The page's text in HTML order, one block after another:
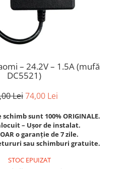
– 24.2V – 1.5A (mufă
DC5521)
Lei74,00 Lei
sunt 100% ORIGINALE.
– Ușor de instalat.
o garanție de 7 zile.
sau schimburi gratuite.
STOC EPUIZAT